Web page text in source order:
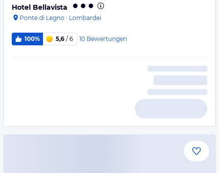
Hotel Bellavista
Ponte di Legno · Lombardei
100% 5,6 / 6 10 Bewertungen